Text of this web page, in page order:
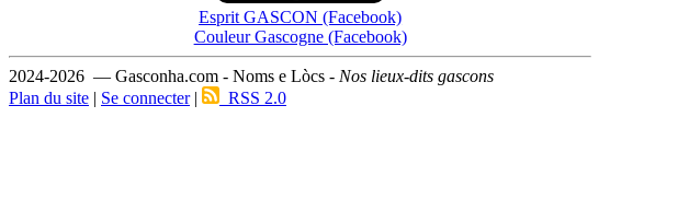
Esprit GASCON (Facebook)
Couleur Gascogne (Facebook)
2024-2026 — Gasconha.com - Noms e Lòcs - Nos lieux-dits gascons
Plan du site | Se connecter| RSS 2.0